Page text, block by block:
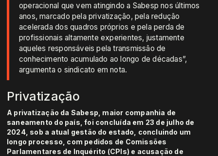
operacional que vem atingindo a Sabesp nos últimos
anos, marcado pela privatização, pela redução
acelerada dos quadros próprios e pela perda de
profissionais altamente experientes, justamente
aqueles responsáveis pela transmissão de
conhecimento acumulado ao longo de décadas”,
argumenta o sindicato em nota.
Privatização
A privatização da Sabesp, maior companhia de
saneamento do país, foi concluída em 23 de julho de
2024, sob a atual gestão do estado, concluindo um
longo processo, com pedidos de Comissões
Parlamentares de Inquérito (CPIs) e acusação de